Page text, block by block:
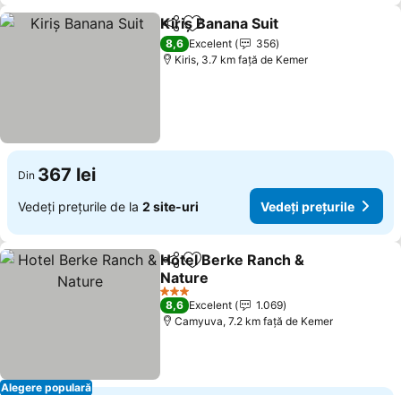
DistribuițiAdăugaţi la favorite
Kiriş Banana Suit
8,6 Excelent
356
Kiris, 3.7 km faţă de Kemer
Din 367 lei
Vedeți prețurile de la 2 site-uri Vedeți prețurile
Alegere populară
DistribuițiAdăugaţi la favorite
Hotel Berke Ranch &
Nature
Vedeți prețurile
3 Stele
8,6 Excelent
1.069
Camyuva, 7.2 km faţă de Kemer